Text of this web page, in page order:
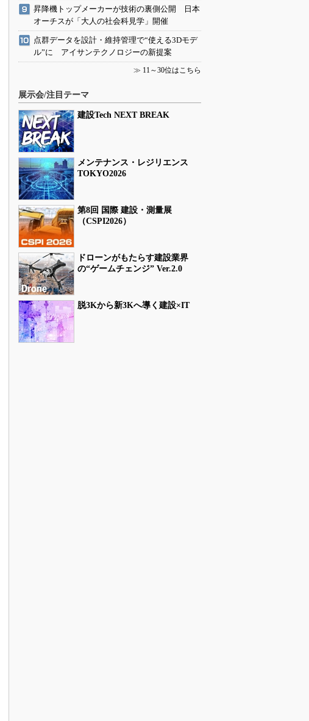
昇降機トップメーカーが技術の裏側公開 日本
オーチスが「大人の社会科見学」開催
点群データを設計・維持管理で“使える3Dモデ
ル”に アイサンテクノロジーの新提案
≫ 11～30位はこちら
展示会/注目テーマ
建設Tech NEXT BREAK
メンテナンス・レジリエンス
TOKYO2026
第8回 国際 建設・測量展
（CSPI2026）
ドローンがもたらす建設業界
の“ゲームチェンジ” Ver.2.0
脱3Kから新3Kへ導く建設×IT